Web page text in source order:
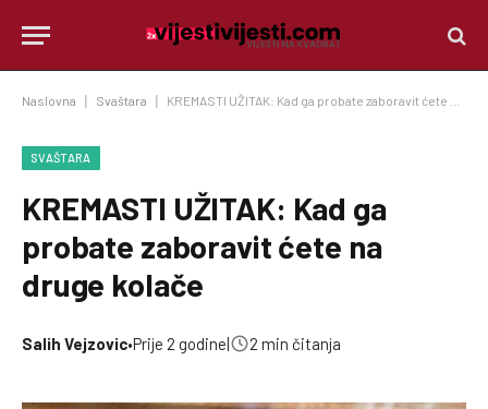
Naslovna Svaštara KREMASTI UŽITAK: Kad ga probate zaboravit ćete na druge kolače
SVAŠTARA
KREMASTI UŽITAK: Kad ga
probate zaboravit ćete na
druge kolače
Salih Vejzovic•Prije 2 godine| 2 min čitanja